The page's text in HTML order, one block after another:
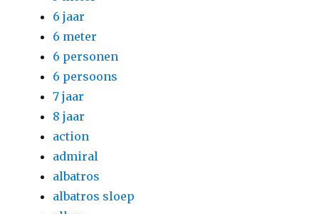
6 jaar
6 meter
6 personen
6 persoons
7 jaar
8 jaar
action
admiral
albatros
albatros sloep